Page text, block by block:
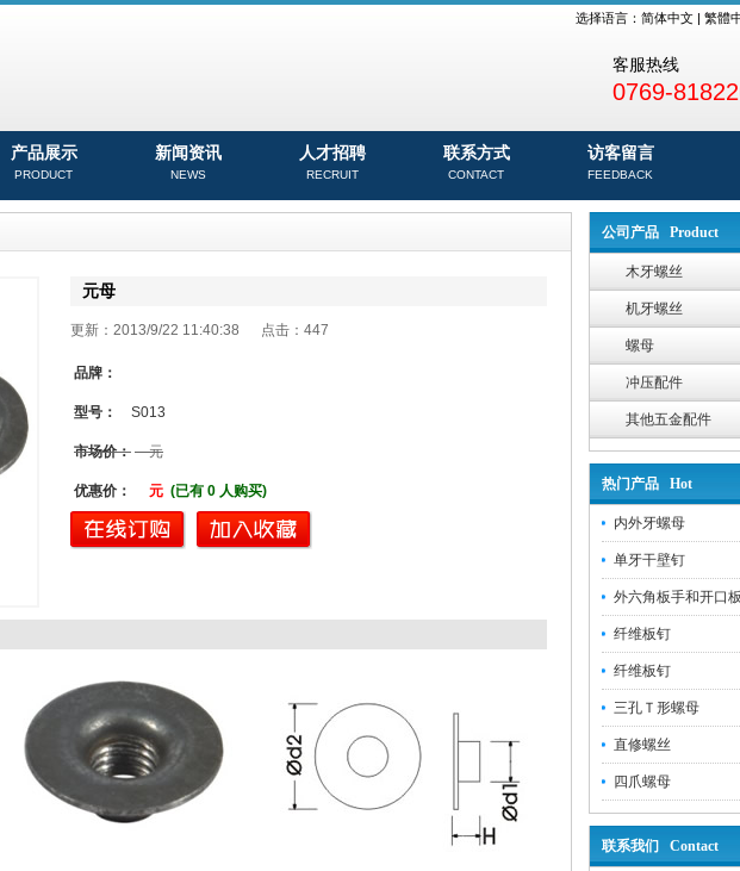
选择语言： 简体中文| 繁體
客服热线
0769-
产品展示
PRODUCT
新闻资讯
NEWS
人才招聘
RECRUIT
联系方式
CONTACT
访客留言
FEEDBACK
公司产品 Product
木牙螺丝
机牙螺丝
螺母
冲压配件
其他五金配件
热门产品 Hot
内外牙螺母
单牙干壁钉
外六角板手和开口
纤维板钉
纤维板钉
三孔Ｔ形螺母
直修螺丝
四爪螺母
联系我们 Contact
元母
更新：2013/9/22 11:40:38 点击： 447
品牌：
型号： S013
市场价： 元
优惠价： 元 (已有 0 人购买)